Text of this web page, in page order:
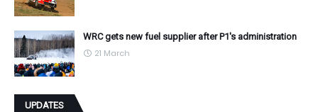
WRC gets new fuel supplier after P1's administration
21 March
UPDATES